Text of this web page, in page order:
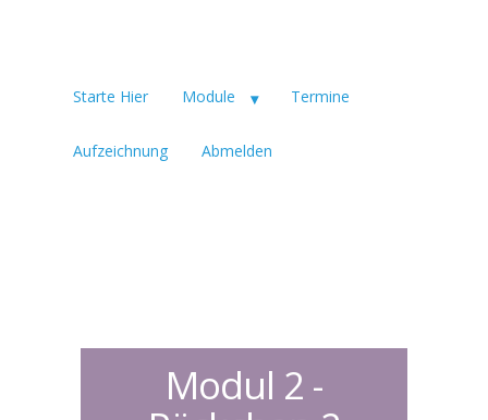
Starte Hier Module Termine
Aufzeichnung Abmelden
Modul 2 -